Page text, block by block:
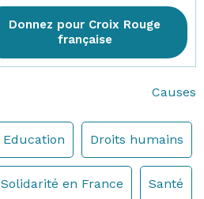
Donnez pour Croix Rouge
française
Causes
Droits humains
Education
Santé
Solidarité en France